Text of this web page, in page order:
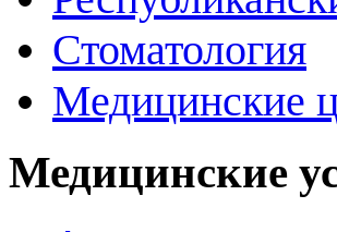
Стоматология
Медицинские
Медицинские